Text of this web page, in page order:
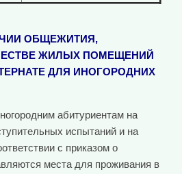
ОБЩЕЖИТИЯ,
ЖИЛЫХ ПОМЕЩЕНИЙ
ДЛЯ ИНОГОРОДНИХ
абитуриентам на
испытаний и на
с приказом о
места для проживания в